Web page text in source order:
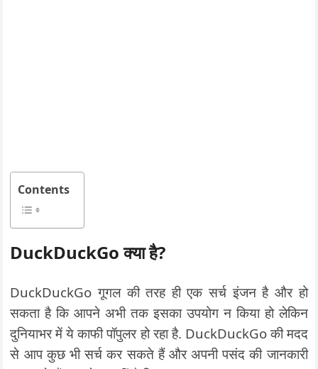
Contents
DuckDuckGo क्या है?
DuckDuckGo गूगल की तरह ही एक सर्च इंजन है और हो
सकता है कि आपने अभी तक इसका उपयोग न किया हो लेकिन
दुनियाभर में ये काफी पॉपुलर हो रहा है. DuckDuckGo की मदद
से आप कुछ भी सर्च कर सकते हैं और अपनी पसंद की जानकारी